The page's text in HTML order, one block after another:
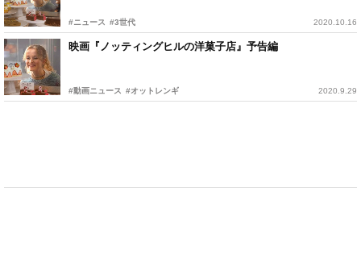
#ニュース #3世代 2020.10.16
映画『ノッティングヒルの洋菓子店』予告編
#動画ニュース #オットレンギ 2020.9.29